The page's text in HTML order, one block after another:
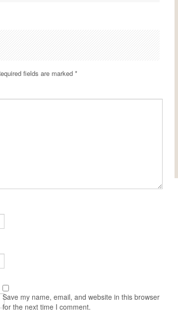
fields are marked *
Save my name, email, and website in this browser
for the next time I comment.